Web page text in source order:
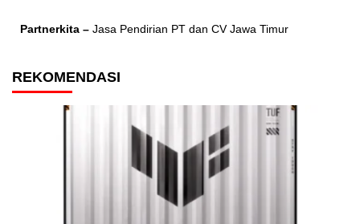
Partnerkita – Jasa Pendirian PT dan CV Jawa Timur
REKOMENDASI